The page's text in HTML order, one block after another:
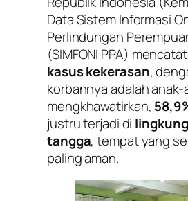
Data Sistem Informasi
Perlindungan
(SIMFONI PPA) mencatat
kasus kekerasan,
korbannya adalah anak-
mengkhawatirkan,
justru terjadi di
tangga, tempat yang
paling aman.